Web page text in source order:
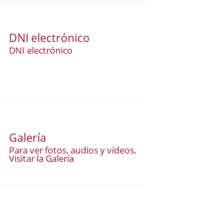
DNI electrónico
DNI electrónico
Galería
Para ver fotos, audios y vídeos,
Visitar la Galería